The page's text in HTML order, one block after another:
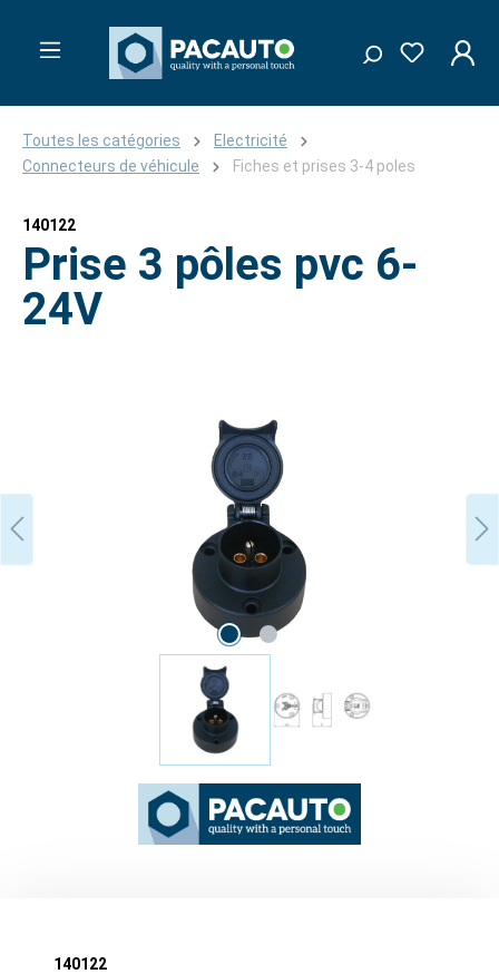
Toutes les catégories
Electricité
Connecteurs de véhicule
Fiches et prises 3-4 poles
140122
Prise 3 pôles pvc 6-
24V
140122